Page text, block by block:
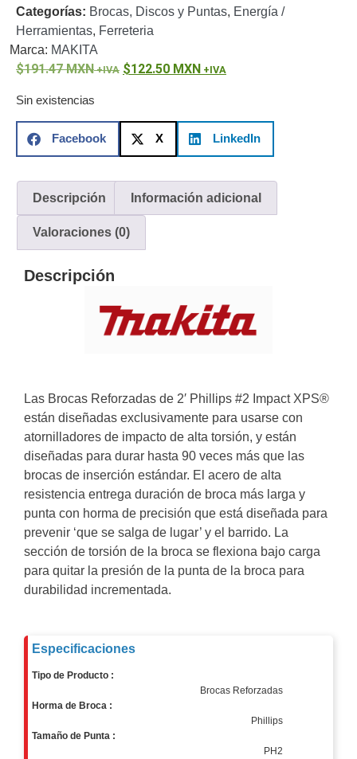
o
RefaccionesProbadores
de
VideoTransceptores
de Video
Adaptador
RCAAudio
y
Armados -
Para
ElectricidadRG59
Tipo
CaPTelefónicoVGA
/ DVI /
HDMI
Cámaras
Ambientes
Salinos
(Anticorrosión)AntiexplosiónBala Codificadores
y
Decodificadores
/ Eyeball /
TurretFisheye
Hemisféricas
MotorizadoNVRs
Categorías: Brocas, Discos y Puntas, Energía /
Herramientas, Ferreteria
Marca: MAKITA
191.47MXN 122.50 MXN
Sin existencias
Facebook X LinkedIn
Descripción Información adicional
Valoraciones (0)
Descripción
Las Brocas Reforzadas de 2′ Phillips #2 Impact XPS®
están diseñadas exclusivamente para usarse con
atornilladores de impacto de alta torsión, y están
diseñadas para durar hasta 90 veces más que las
brocas de inserción estándar. El acero de alta
resistencia entrega duración de broca más larga y
punta con horma de precisión que está diseñada para
prevenir ‘que se salga de lugar’ y el barrido. La
sección de torsión de la broca se flexiona bajo carga
para quitar la presión de la punta de la broca para
durabilidad incrementada.
Especificaciones
Tipo de Producto :
Brocas Reforzadas
Horma de Broca :
Phillips
Tamaño de Punta :
PH2